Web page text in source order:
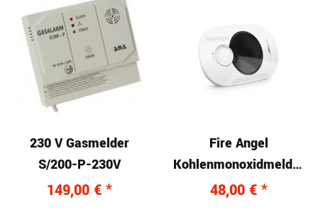
230 V Gasmelder
S/200-P-230V
149,00 € *
Fire Angel
Kohlenmonoxidmelder
digital mit LCD-Display
48,00 € *